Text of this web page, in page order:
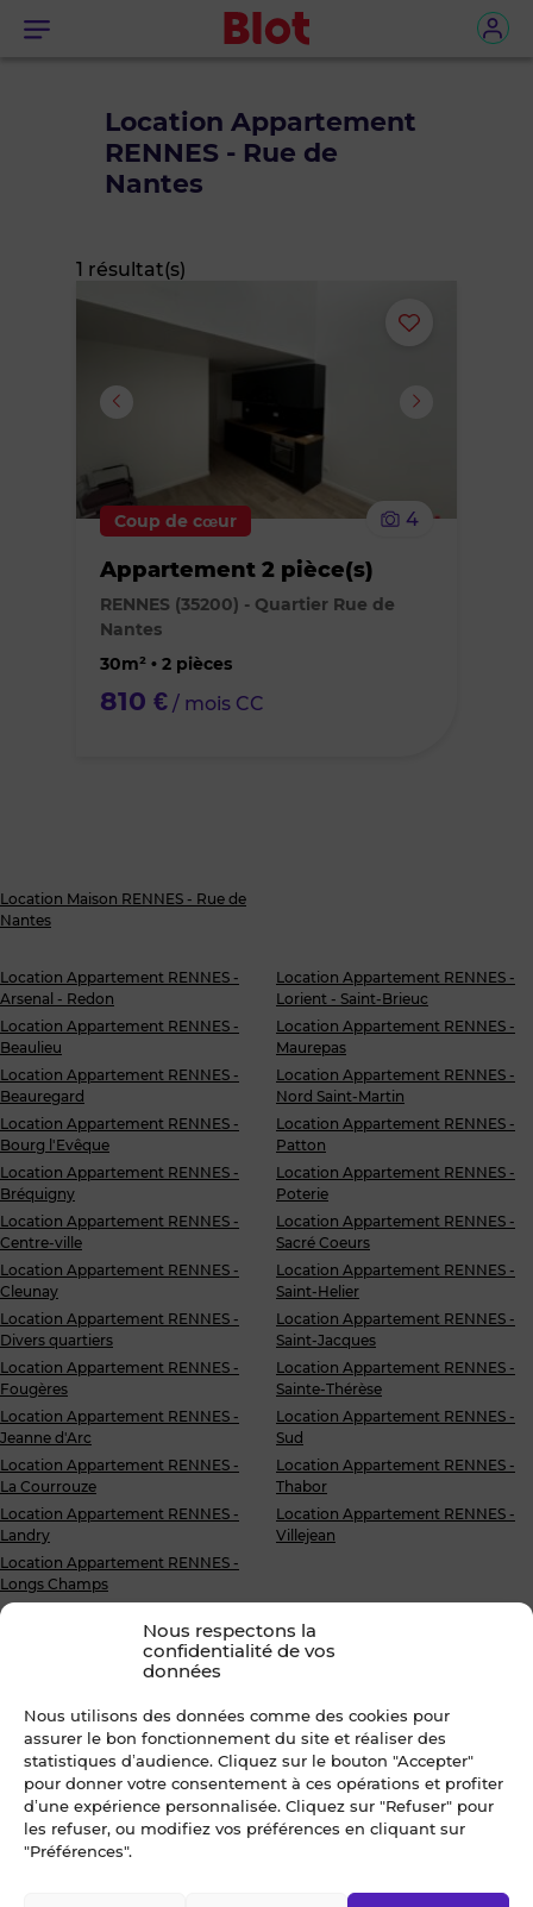
Nous respectons la
confidentialité de vos
données
Nous utilisons des données comme des cookies pour
assurer le bon fonctionnement du site et réaliser des
statistiques d’audience. Cliquez sur le bouton "Accepter"
pour donner votre consentement à ces opérations et profiter
d’une expérience personnalisée. Cliquez sur "Refuser" pour
les refuser, ou modifiez vos préférences en cliquant sur
"Préférences".
Menu
» Immobilier Appartement
RENNES - Rue de Nantes
Location Appartement
RENNES - Rue de
Nantes
1 résultat(s)
Ajouter
Coup de cœur 4
Appartement 2 pièce(s)
RENNES (35200) - Quartier Rue de
Nantes
30m² • 2 pièces
810 € / mois CC
Location Maison RENNES - Rue de
Nantes
Location Appartement RENNES -
Arsenal - Redon
Location Appartement RENNES -
Beaulieu
Location Appartement RENNES -
Beauregard
Location Appartement RENNES -
Bourg l'Evêque
Location Appartement RENNES -
Bréquigny
Location Appartement RENNES -
Centre-ville
Location Appartement RENNES -
Cleunay
Location Appartement RENNES -
Divers quartiers
Location Appartement RENNES -
Fougères
Location Appartement RENNES -
Jeanne d'Arc
Location Appartement RENNES -
La Courrouze
Location Appartement RENNES -
Landry
Location Appartement RENNES -
Longs Champs
Location Appartement RENNES -
Lorient - Saint-Brieuc
Location Appartement RENNES -
Maurepas
Location Appartement RENNES -
Nord Saint-Martin
Location Appartement RENNES -
Patton
Location Appartement RENNES -
Poterie
Location Appartement RENNES -
Sacré Coeurs
Location Appartement RENNES -
Saint-Helier
Location Appartement RENNES -
Saint-Jacques
Location Appartement RENNES -
Sainte-Thérèse
Location Appartement RENNES -
Sud
Location Appartement RENNES -
Thabor
Location Appartement RENNES -
Villejean
Une question ? Contactez-
nous !
accompagner à chaque étape.